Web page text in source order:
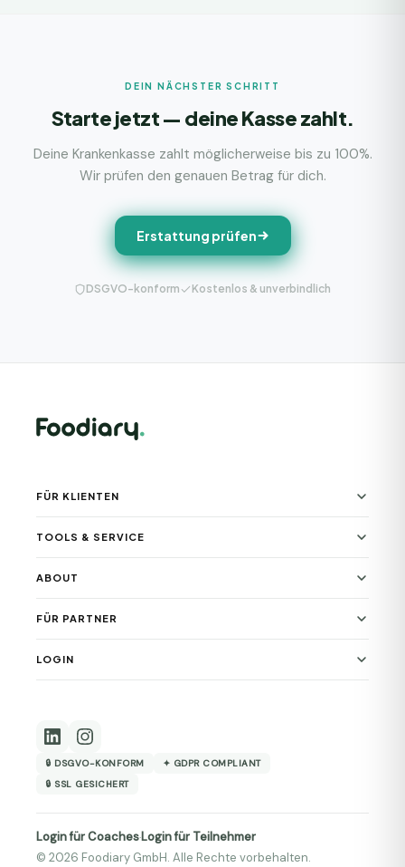
DEIN NÄCHSTER SCHRITT
Starte jetzt — deine Kasse zahlt.
Deine Krankenkasse zahlt möglicherweise bis zu 100%.
Wir prüfen den genauen Betrag für dich.
Erstattung prüfen
DSGVO-konform Kostenlos & unverbindlich
FÜR KLIENTEN
TOOLS & SERVICE
ABOUT
FÜR PARTNER
LOGIN
🔒 DSGVO-KONFORM
✦ GDPR COMPLIANT
🔒 SSL GESICHERT
Login für Coaches·Login für Teilnehmer
© 2026 Foodiary GmbH. Alle Rechte vorbehalten.